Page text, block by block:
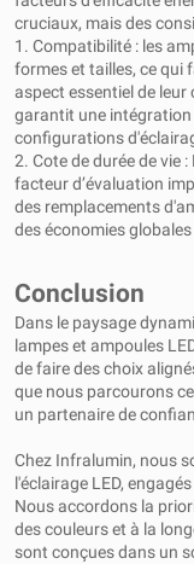
cruciaux, mais des
1. Compatibilité : les
formes et tailles, ce qui
aspect essentiel de
garantit une
configurations
2. Cote de durée de vie
facteur d’évaluation
des remplacements
des économies
Conclusion
Dans le paysage
lampes et ampoules
de faire des choix
que nous parcourons
un partenaire de
Chez Infralumin, nous
l'éclairage LED,
Nous accordons la
des couleurs et à la
sont conçues dans un